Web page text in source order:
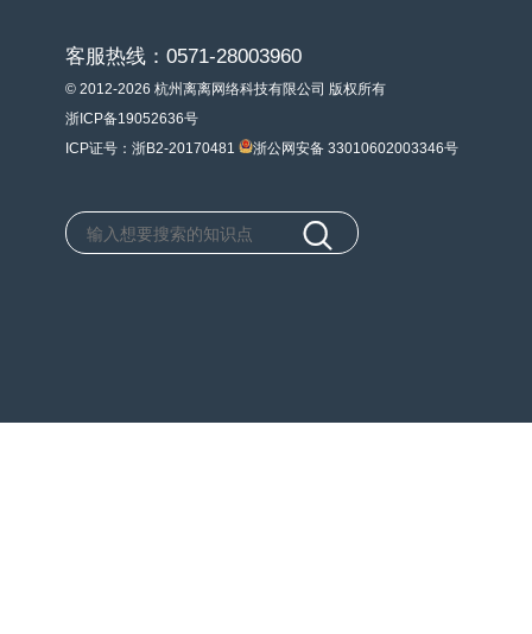
客服热线：0571-28003960
© 2012-2026 杭州离离网络科技有限公司 版权所有
浙ICP备19052636号
ICP证号：浙B2-20170481
浙公网安备 33010602003346号